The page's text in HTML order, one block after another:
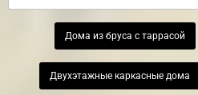
Дома из бруса с таррасой
Двухэтажные каркасные дома